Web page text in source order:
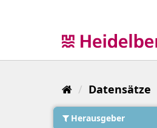
Datensätze
Herausgeber